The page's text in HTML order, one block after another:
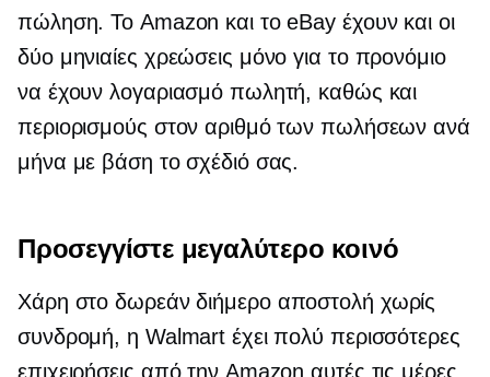
πώληση. Το Amazon και το eBay έχουν και οι
δύο μηνιαίες χρεώσεις μόνο για το προνόμιο
να έχουν λογαριασμό πωλητή, καθώς και
περιορισμούς στον αριθμό των πωλήσεων ανά
μήνα με βάση το σχέδιό σας.
Προσεγγίστε μεγαλύτερο κοινό
Χάρη στο δωρεάνδιήμεροαποστολή χωρίς
συνδρομή, η Walmart έχει πολύ περισσότερες
επιχειρήσεις από την Amazon αυτές τις μέρες.